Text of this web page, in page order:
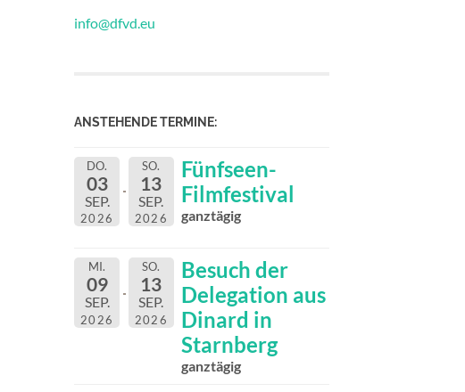
info@dfvd.eu
ANSTEHENDE TERMINE:
DO.
03
SEP.
2026
SO.
13
SEP.
2026
Fünfseen-
Filmfestival
ganztägig
MI.
09
SEP.
2026
SO.
13
SEP.
2026
Besuch der
Delegation aus
Dinard in
Starnberg
ganztägig